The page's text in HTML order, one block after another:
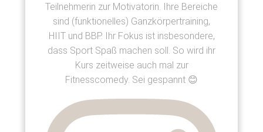
Teilnehmerin zur Motivatorin. Ihre Bereiche
sind (funktionelles) Ganzkörpertraining,
HIIT und BBP. Ihr Fokus ist insbesondere,
dass Sport Spaß machen soll. So wird ihr
Kurs zeitweise auch mal zur
Fitnesscomedy. Sei gespannt 😊